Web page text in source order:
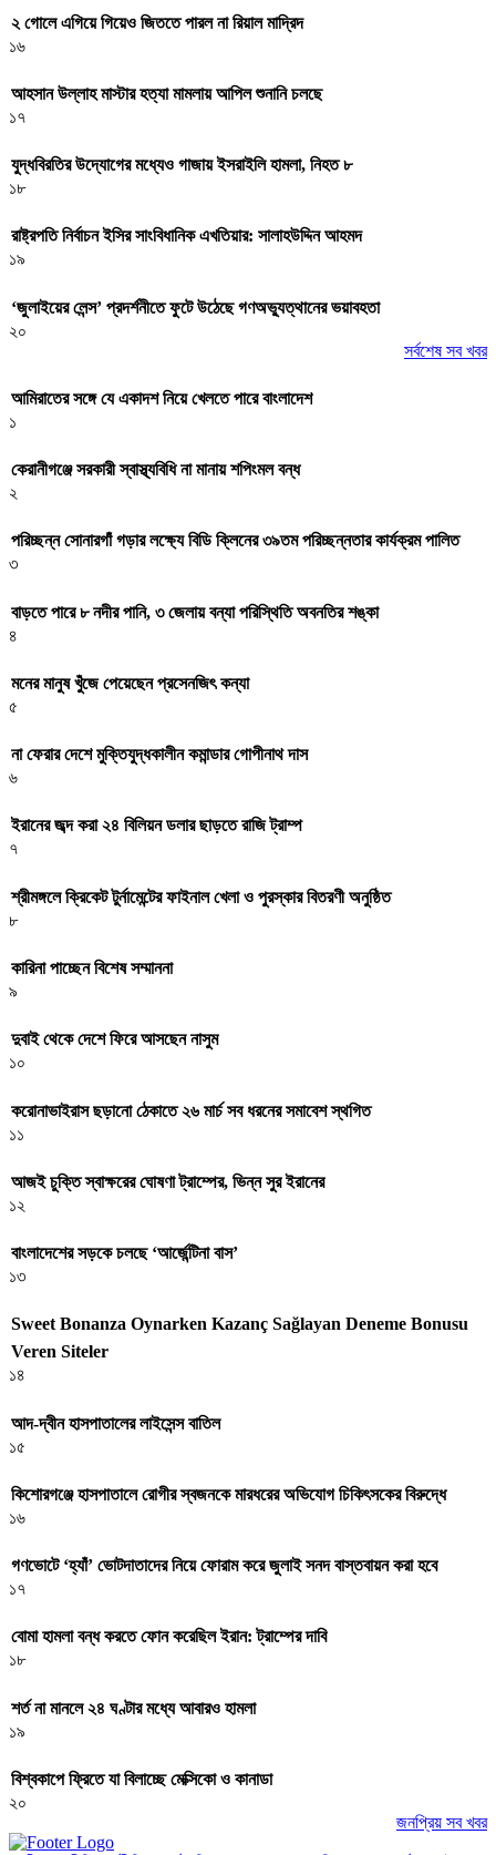
২ গোলে এগিয়ে গিয়েও জিততে পারল না রিয়াল মাদ্রিদ
১৬
আহসান উল্লাহ মাস্টার হত্যা মামলায় আপিল শুনানি চলছে
১৭
যুদ্ধবিরতির উদ্যোগের মধ্যেও গাজায় ইসরাইলি হামলা, নিহত ৮
১৮
রাষ্ট্রপতি নির্বাচন ইসির সাংবিধানিক এখতিয়ার: সালাহউদ্দিন আহমদ
১৯
‘জুলাইয়ের লেন্স’ প্রদর্শনীতে ফুটে উঠেছে গণঅভ্যুত্থানের ভয়াবহতা
২০
সর্বশেষ সব খবর
আমিরাতের সঙ্গে যে একাদশ নিয়ে খেলতে পারে বাংলাদেশ
১
কেরানীগঞ্জে সরকারী স্বাস্থ্যবিধি না মানায় শপিংমল বন্ধ
২
পরিচ্ছন্ন সোনারগাঁ গড়ার লক্ষ্যে বিডি ক্লিনের ৩৯তম পরিচ্ছন্নতার কার্যক্রম পালিত
৩
বাড়তে পারে ৮ নদীর পানি, ৩ জেলায় বন্যা পরিস্থিতি অবনতির শঙ্কা
৪
মনের মানুষ খুঁজে পেয়েছেন প্রসেনজিৎ কন্যা
৫
না ফেরার দেশে মুক্তিযুদ্ধকালীন কমান্ডার গোপীনাথ দাস
৬
ইরানের জব্দ করা ২৪ বিলিয়ন ডলার ছাড়তে রাজি ট্রাম্প
৭
শ্রীমঙ্গলে ক্রিকেট টুর্নামেন্টের ফাইনাল খেলা ও পুরস্কার বিতরণী অনুষ্ঠিত
৮
কারিনা পাচ্ছেন বিশেষ সম্মাননা
৯
দুবাই থেকে দেশে ফিরে আসছেন নাসুম
১০
করোনাভাইরাস ছড়ানো ঠেকাতে ২৬ মার্চ সব ধরনের সমাবেশ স্থগিত
১১
আজই চুক্তি স্বাক্ষরের ঘোষণা ট্রাম্পের, ভিন্ন সুর ইরানের
১২
বাংলাদেশের সড়কে চলছে ‘আর্জেন্টিনা বাস’
১৩
Sweet Bonanza Oynarken Kazanç Sağlayan Deneme Bonusu
Veren Siteler
১৪
আদ-দ্বীন হাসপাতালের লাইসেন্স বাতিল
১৫
কিশোরগঞ্জে হাসপাতালে রোগীর স্বজনকে মারধরের অভিযোগ চিকিৎসকের বিরুদ্ধে
১৬
গণভোটে ‘হ্যাঁ’ ভোটদাতাদের নিয়ে ফোরাম করে জুলাই সনদ বাস্তবায়ন করা হবে
১৭
বোমা হামলা বন্ধ করতে ফোন করেছিল ইরান: ট্রাম্পের দাবি
১৮
শর্ত না মানলে ২৪ ঘণ্টার মধ্যে আবারও হামলা
১৯
বিশ্বকাপে ফ্রিতে যা বিলাচ্ছে মেক্সিকো ও কানাডা
২০
জনপ্রিয় সব খবর